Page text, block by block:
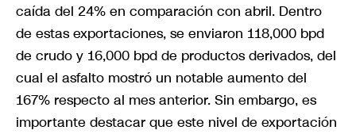
caída del 24% en comparación con abril. Dentro
de estas exportaciones, se enviaron 118,000 bpd
de crudo y 16,000 bpd de productos derivados, del
cual el asfalto mostró un notable aumento del
167% respecto al mes anterior. Sin embargo, es
importante destacar que este nivel de exportación